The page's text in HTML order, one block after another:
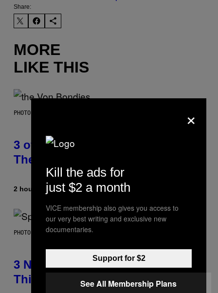
Share:
MORE
LIKE THIS
PHOTO BY JAMIE MCCARTHY/WIREIMAGE
3 of the Best Alt-Rock Television
Theme Songs of the 2000s
2 hours agoBy Dan Milam
PHOTO BY TIM RONEY/GETTY IMAGES
3 No-Skip Pop Albums Turning 30
This Year
×
Kill the ads for
just $2 a month
VICE membership also gives you access to
our very best writing and exclusive new
documentaries.
Support for $2
See All Membership Plans